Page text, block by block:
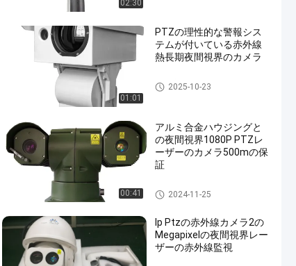
02:30
01:01
PTZの理性的な警報シス
テムが付いている赤外線
熱長期夜間視界のカメラ
長期夜間視界のカメラ
2025-10-23
00:41
アルミ合金ハウジングと
の夜間視界1080P PTZレ
ーザーのカメラ500mの保
証
長距離赤外線カメラ
2024-11-25
Ip Ptzの赤外線カメラ2の
Megapixelの夜間視界レー
ザーの赤外線監視